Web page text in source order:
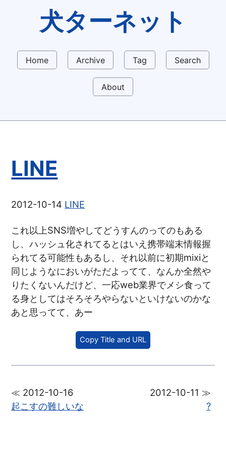
犬ターネット
Home Archive Tag Search
About
LINE
2012-10-14 LINE
これ以上SNS増やしてどうすんのってのもある
し、ハッシュ化されてるとはいえ携帯端末情報握
られてる可能性もあるし、それ以前に初期mixiと
同じようなにおいがただよってて、なんか全然や
りたくないんだけど、一応web業界でメシ食って
る身としてはそろそろやらないといけないのかな
あと思ってて、あー
Copy Title and URL
≪ 2012-10-16
起こすの難しいな
2012-10-11 ≫
?